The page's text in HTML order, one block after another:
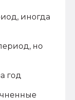
иногда
но
год